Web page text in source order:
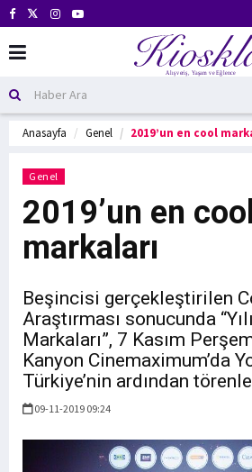
Anasayfa Genel 2019’un en cool
Genel
2019’un en cool
markaları
Beşincisi gerçekleştirilen
Araştırması sonucunda
Markaları”, 7 Kasım
Kanyon Cinemaximum’da
Türkiye’nin ardından
09-11-2019 09:24